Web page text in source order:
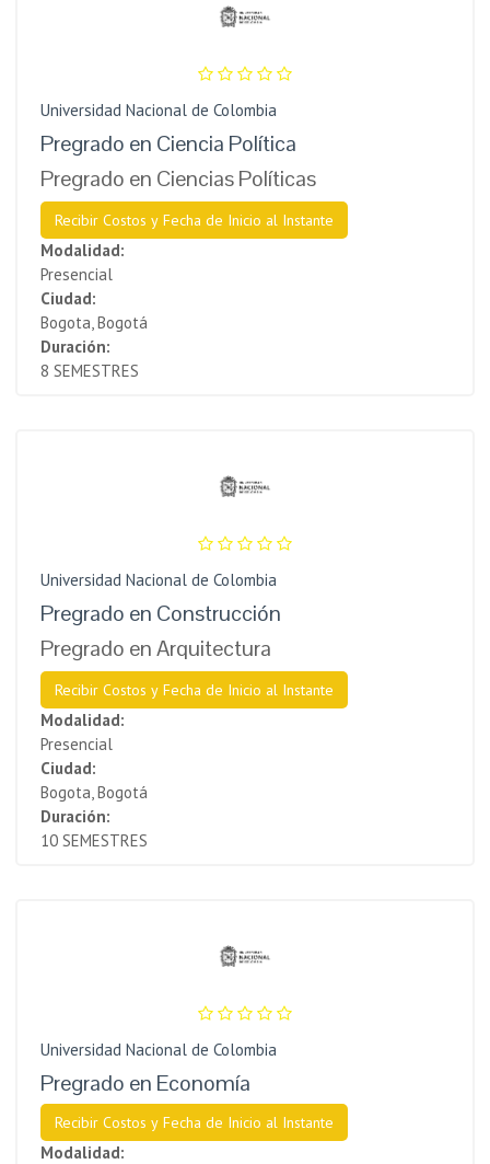
Universidad Nacional de Colombia
Pregrado en Ciencia Política
Pregrado en Ciencias Políticas
Recibir Costos y Fecha de Inicio al Instante
Modalidad:
Presencial
Ciudad:
Bogota, Bogotá
Duración:
8 SEMESTRES
Universidad Nacional de Colombia
Pregrado en Construcción
Pregrado en Arquitectura
Recibir Costos y Fecha de Inicio al Instante
Modalidad:
Presencial
Ciudad:
Bogota, Bogotá
Duración:
10 SEMESTRES
Universidad Nacional de Colombia
Pregrado en Economía
Recibir Costos y Fecha de Inicio al Instante
Modalidad: